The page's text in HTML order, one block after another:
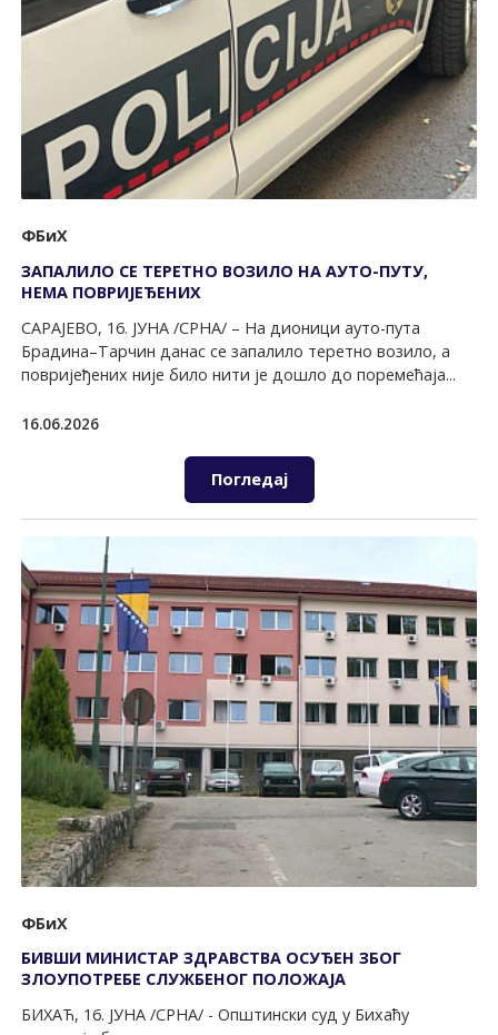
ФБиХ
ЗАПАЛИЛО СЕ ТЕРЕТНО ВОЗИЛО НА АУТО-ПУТУ,
НЕМА ПОВРИЈЕЂЕНИХ
САРАЈЕВО, 16. ЈУНА /СРНА/ – На дионици ауто-пута
Брадина–Тарчин данас се запалило теретно возило, а
повријеђених није било нити је дошло до поремећаја...
16.06.2026
Погледај
ФБиХ
БИВШИ МИНИСТАР ЗДРАВСТВА ОСУЂЕН ЗБОГ
ЗЛОУПОТРЕБЕ СЛУЖБЕНОГ ПОЛОЖАЈА
БИХАЋ, 16. ЈУНА /СРНА/ - Општински суд у Бихаћу